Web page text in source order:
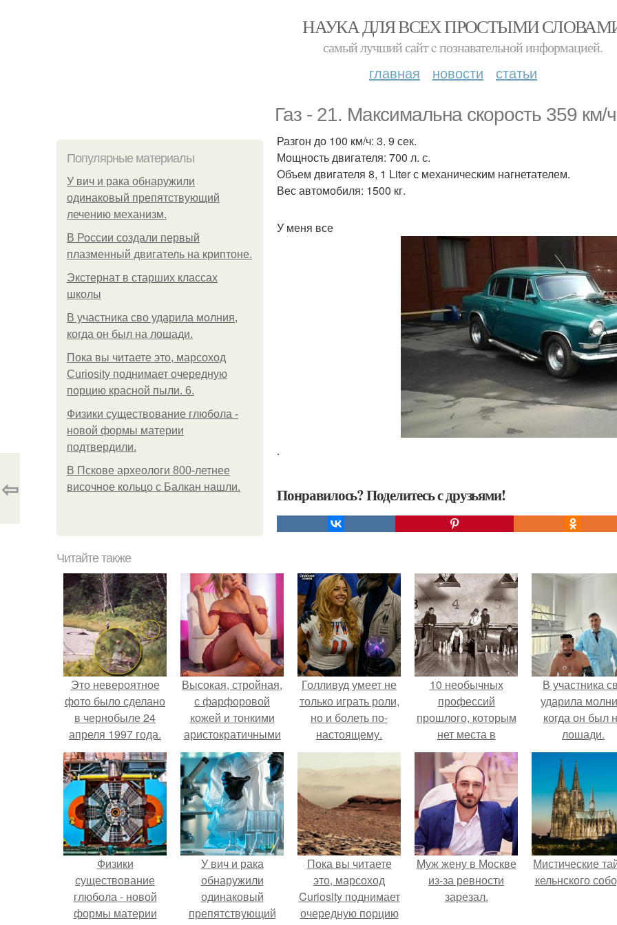
НАУКА ДЛЯ ВСЕХ ПРОСТЫМИ
самый лучший сайт c познавательной информацией.
главная новости статьи
Газ - 21. Максимальна скорость 359 км/
Популярные материалы
У вич и рака обнаружили
одинаковый препятствующий
лечению механизм.
В России создали первый
плазменный двигатель на криптоне.
Экстернат в старших классах
школы
В участника сво ударила молния,
когда он был на лошади.
Пока вы читаете это, марсоход
Curiosity поднимает очередную
порцию красной пыли. 6.
Физики существование глюбола -
новой формы материи
подтвердили.
В Пскове археологи 800-летнее
височное кольцо с Балкан нашли.
Разгон до 100 км/ч: 3. 9 сек.
Мощность двигателя: 700 л. с.
Объем двигателя 8, 1 Liter с механическим нагнетателем.
Вес автомобиля: 1500 кг.
У меня все
.
Понравилось? Поделитесь с друзьями!
⇦
Читайте также
Это невероятное
фото было сделано
в чернобыле 24
апреля 1997 года.
Высокая, стройная,
с фарфоровой
кожей и тонкими
аристократичными
чертами, эль
выглядит так, будто
сошла с полотна
художника.
Голливуд умеет не
только играть роли,
но и болеть по-
настоящему.
10 необычных
профессий
прошлого, которым
нет места в
современном мире.
В участника
ударила
когда он был
лошади.
Физики
существование
глюбола - новой
формы материи
У вич и рака
обнаружили
одинаковый
препятствующий
Пока вы читаете
это, марсоход
Curiosity поднимает
очередную порцию
Mуж жену в Москве
из-за ревности
зарезал.
Мистические
кельнского